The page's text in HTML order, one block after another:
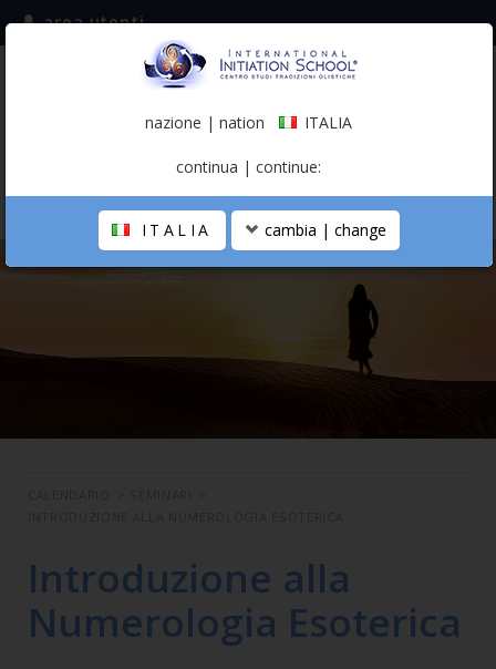
iscriviti alla mailing list
(italiano)
area utenti
LA SCUOLA
Introduzione alla
Numerologia Esoterica
nazione | nation ITALIA
continua | continue:
ITALIA cambia | change